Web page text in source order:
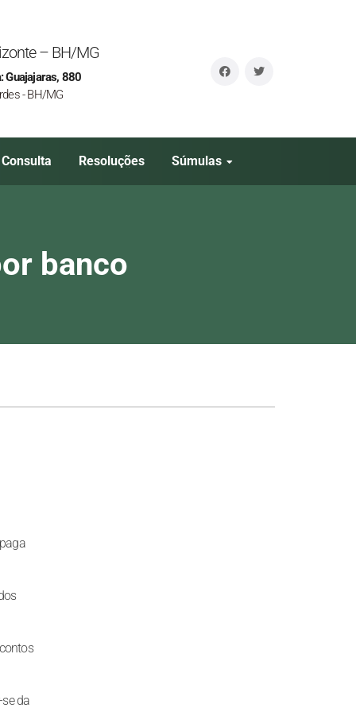
– BH/MG
Guajajaras, 880
- BH/MG
Consulta Resoluções Súmulas
banco
da